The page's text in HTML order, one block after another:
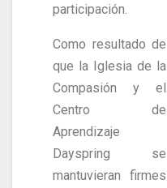
participación.
Como resultado de
que la Iglesia de la
Compasión y el
Centro de
Aprendizaje
Dayspring se
mantuvieran firmes